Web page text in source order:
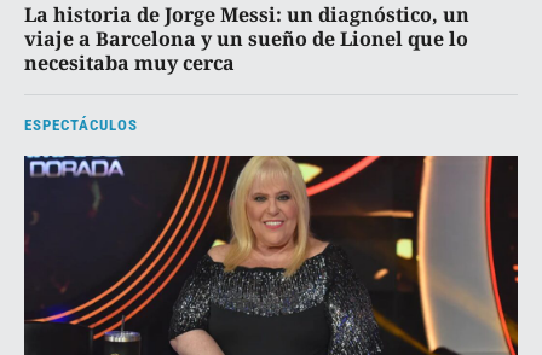
La historia de Jorge Messi: un diagnóstico, un
viaje a Barcelona y un sueño de Lionel que lo
necesitaba muy cerca
ESPECTÁCULOS